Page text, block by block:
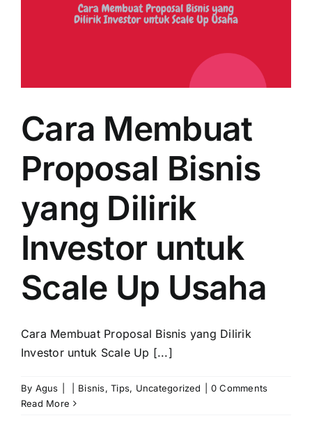
Cara Membuat
Proposal Bisnis
yang Dilirik
Investor untuk
Scale Up Usaha
Cara Membuat Proposal Bisnis yang Dilirik
Investor untuk Scale Up [...]
By Agus Bisnis,Tips, Uncategorized
0 Comments
Read More